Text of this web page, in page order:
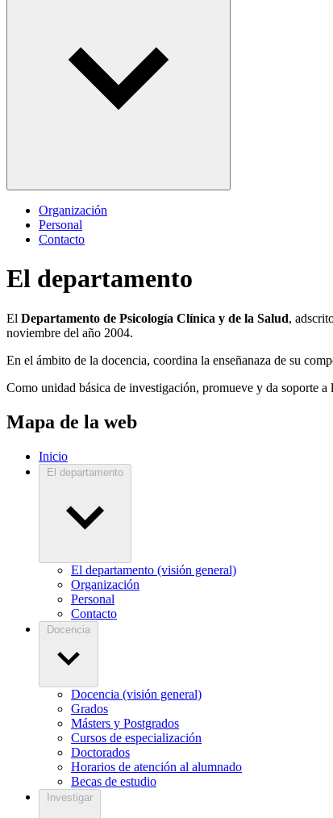
Organización
Personal
Contacto
El departamento
El Departamento de Psicología Clínica y de la Salud,
noviembre del año 2004.
En el ámbito de la docencia, coordina la enseñanaza de su
Como unidad básica de investigación, promueve y da soporte
Mapa de la web
Inicio
El departamento
El departamento (visión general)
Organización
Personal
Contacto
Docencia
Docencia (visión general)
Grados
Másters y Postgrados
Cursos de especialización
Doctorados
Horarios de atención al alumnado
Becas de estudio
Investigar